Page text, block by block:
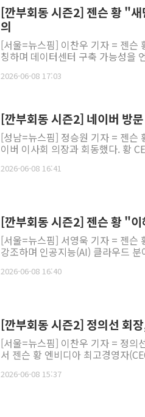
[깐부회동 시즌2] 젠슨 황 "
의
[서울=뉴스핌] 이찬우 기자 = 젠슨
칭하며 데이터센터 구축 가능성을
2026-06-08 17:03
[깐부회동 시즌2] 네이버 방
[성남=뉴스핌] 정승원 기자 = 젠슨
이버 이사회 의장과 회동했다. 황
2026-06-08 16:41
[깐부회동 시즌2] 젠슨 황 "
[서울=뉴스핌] 서영욱 기자 = 젠슨
강조하며 인공지능(AI) 클라우드
2026-06-08 16:40
[깐부회동 시즌2] 정의선 회
[서울=뉴스핌] 이찬우 기자 = 정의
서 젠슨 황 엔비디아 최고경영자
2026-06-08 15:37